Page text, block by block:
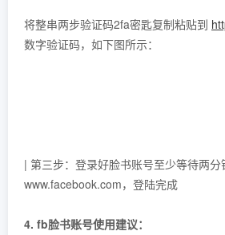
将整串两步验证码2fa密匙复制粘贴到
数字验证码，如下图所示：
| 第三步：登录好脸书账号至少等待两
www.facebook.com，登陆完成
4. fb脸书账号使用建议：